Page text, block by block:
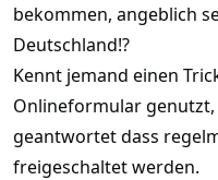
bekommen, angeblich
Deutschland!?
Kennt jemand einen
Onlineformular
geantwortet dass
freigeschaltet werden.